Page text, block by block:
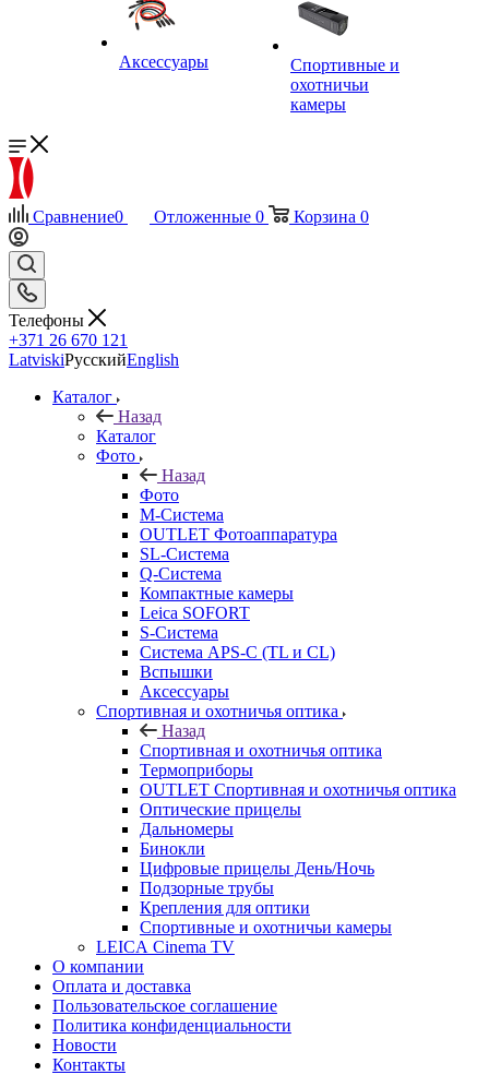
Аксессуары
Спортивные и
охотничьи
камеры
Сравнение0 Отложенные 0 Корзина 0
Телефоны
+371 26 670 121
LatviskiРусскийEnglish
Каталог
Назад
Каталог
Фото
Назад
Фото
M-Система
OUTLET Фотоаппаратура
SL-Система
Q-Cистема
Компактные камеры
Leica SOFORT
S-Система
Система APS-C (TL и CL)
Вспышки
Аксессуары
Спортивная и охотничья оптика
Назад
Спортивная и охотничья оптика
Tермоприборы
OUTLET Спортивная и охотничья оптика
Оптические прицелы
Дальномеры
Бинокли
Цифровые прицелы День/Ночь
Подзорные трубы
Крепления для оптики
Спортивные и охотничьи камеры
LEICA Cinema TV
О компании
Оплата и доставка
Пользовательское соглашение
Политика конфиденциальности
Новости
Контакты